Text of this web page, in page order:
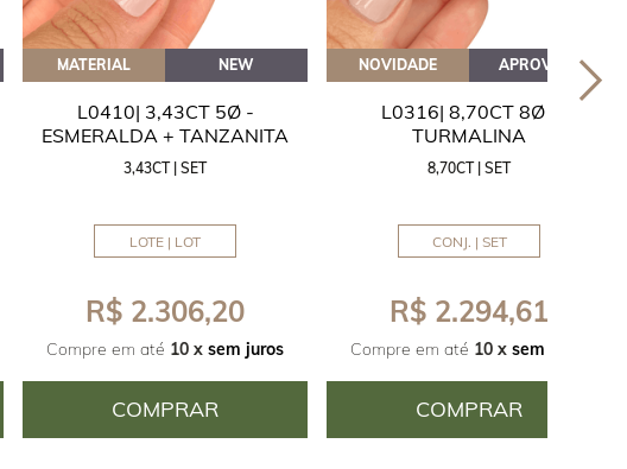
MATERIAL NEW
L0410| 3,43CT 5Ø -
ESMERALDA + TANZANITA
3,43CT | SET
LOTE | LOT
R$ 2.306,20
Compre em até 10 x sem juros
COMPRAR
NOVIDADE APROVEITE
L0316| 8,70CT 8Ø -
TURMALINA
8,70CT | SET
CONJ. | SET
R$ 2.294,61
Compre em até 10 x sem juros
COMPRAR